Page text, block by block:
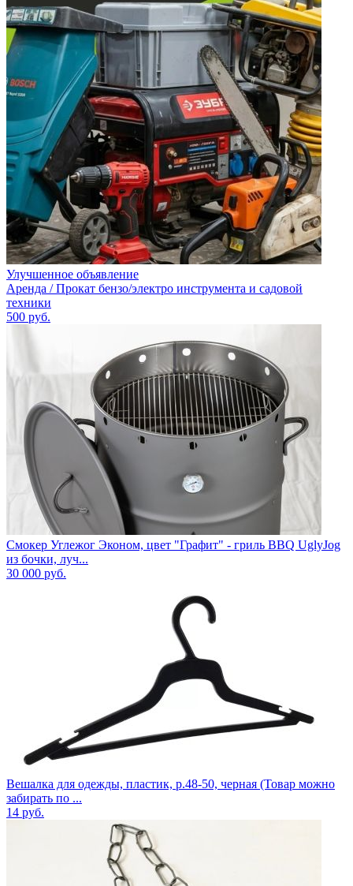
Улучшенное объявление
Аренда / Прокат бензо/электро инструмента и садовой
техники
500 руб.
Смокер Углежог Эконом, цвет "Графит" - гриль BBQ UglyJog
из бочки, луч...
30 000 руб.
Вешалка для одежды, пластик, р.48-50, черная (Товар можно
забирать по ...
14 руб.